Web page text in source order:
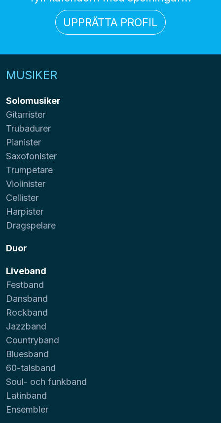
UPPRÄTTA PROFIL
MUSIKER
Solomusiker
Gitarrister
Trubadurer
Pianister
Saxofonister
Trumpetare
Violinister
Cellister
Harpister
Dragspelare
Duor
Liveband
Festband
Dansband
Rockband
Jazzband
Countryband
Bluesband
60-talsband
Soul- och funkband
Latinband
Ensembler